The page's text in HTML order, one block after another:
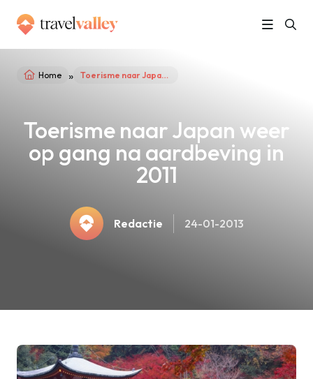
Home » Toerisme naar Japan weer op gang na aardbeving in 2011
Toerisme naar Japan weer
op gang na aardbeving in
2011
Redactie 24-01-2013